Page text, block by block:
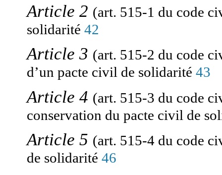
Article 2 (art. 515-1 du code
solidarité 42
Article 3 (art. 515-2 du code
d’un pacte civil de solidarité 43
Article 4 (art. 515-3 du code
conservation du pacte civil de
Article 5 (art. 515-4 du code
de solidarité 46